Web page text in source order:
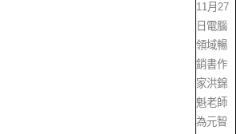
11月27
日電腦
領域暢
銷書作
家洪錦
魁老師
為元智